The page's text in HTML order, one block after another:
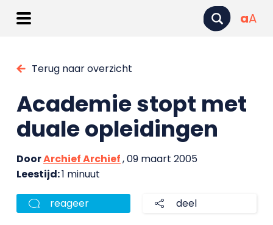
aA
Terug naar overzicht
Academie stopt met
duale opleidingen
DoorArchief Archief, 09 maart 2005
Leestijd:1 minuut
reageer deel